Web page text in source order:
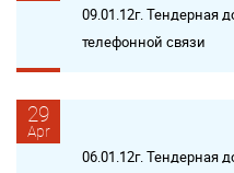
09.01.12г. Тендерная
телефонной связи
29
Apr
06.01.12г. Тендерная